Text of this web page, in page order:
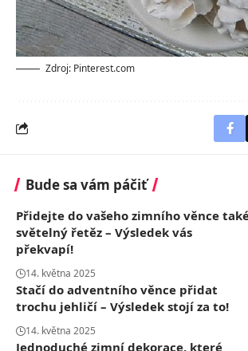
Zdroj: Pinterest.com
Bude sa vám páčiť
Přidejte do vašeho zimního věnce
světelný řetěz – Výsledek vás
překvapí!
14. května 2025
Stačí do adventního věnce přidat
trochu jehličí – Výsledek stojí za to!
14. května 2025
Jednoduché zimní dekorace, které